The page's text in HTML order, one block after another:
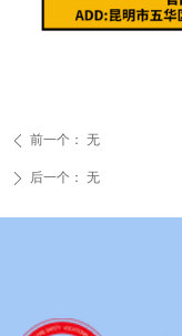
ꄴ 前一个： 无
ꄲ 后一个： 无